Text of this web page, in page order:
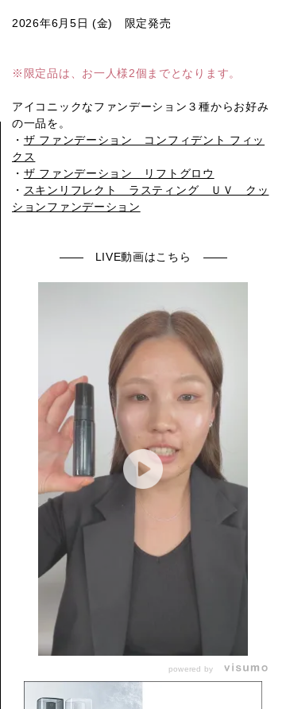
ウ000
ファンデー
ファンデー
ファンデー
ファンデー
クッション
ファンデー
ション005
ファンデー
ション006
2026年6月5日 (金) 限定発売
※限定品は、お一人様2個までとなります。
アイコニックなファンデーション３種からお好み
の一品を。
・ ザ ファンデーション コンフィデント フィッ
クス
・ ザ ファンデーション リフトグロウ
・ スキンリフレクト ラスティング ＵＶ クッ
ションファンデーション
LIVE動画はこちら
powered by